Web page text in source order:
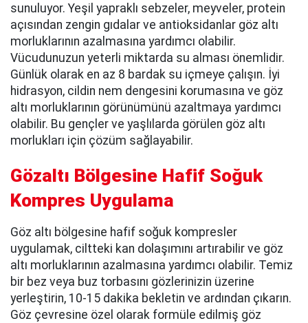
sunuluyor. Yeşil yapraklı sebzeler, meyveler, protein
açısından zengin gıdalar ve antioksidanlar göz altı
morluklarının azalmasına yardımcı olabilir.
Vücudunuzun yeterli miktarda su alması önemlidir.
Günlük olarak en az 8 bardak su içmeye çalışın. İyi
hidrasyon, cildin nem dengesini korumasına ve göz
altı morluklarının görünümünü azaltmaya yardımcı
olabilir. Bu gençler ve yaşlılarda görülen göz altı
morlukları için çözüm sağlayabilir.
Gözaltı Bölgesine Hafif Soğuk
Kompres Uygulama
Göz altı bölgesine hafif soğuk kompresler
uygulamak, ciltteki kan dolaşımını artırabilir ve göz
altı morluklarının azalmasına yardımcı olabilir. Temiz
bir bez veya buz torbasını gözlerinizin üzerine
yerleştirin, 10-15 dakika bekletin ve ardından çıkarın.
Göz çevresine özel olarak formüle edilmiş göz